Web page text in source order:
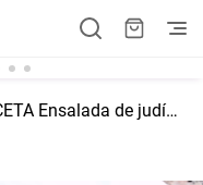
VIDEORECETA Ensalada de judías blancas clásica española con aderezo casero